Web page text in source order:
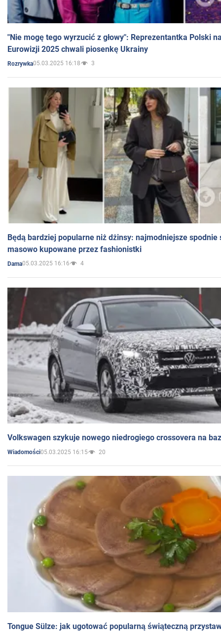
"Nie mogę tego wyrzucić z głowy": Reprezentantka Polski
Eurowizji 2025 chwali piosenkę Ukrainy
Rozrywka05.03.2025 16:18 3
Będą bardziej popularne niż dżinsy: najmodniejsze spodnie
masowo kupowane przez fashionistki
Dama05.03.2025 16:16 4
Volkswagen szykuje nowego niedrogiego crossovera na
Wiadomości05.03.2025 16:15 20
Tongue Sülze: jak ugotować popularną świąteczną